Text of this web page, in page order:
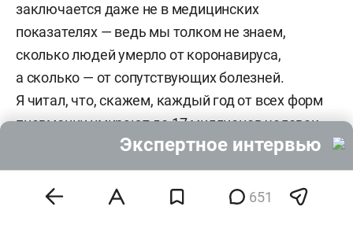
заключается даже не в медицинских
показателях — ведь мы толком не знаем,
сколько людей умерло от коронавируса,
а сколько — от сопутствующих болезней.
Я читал, что, скажем, каждый год от всех форм
пневмонии умирают до 17 миллионов человек.
От COVID-19 за 2020-й умерли меньше
2 миллионов по всему миру. Когда ВОЗ говорит
о 17 миллионах умерших от пневмонии, здесь,
651
Экспертное интервью